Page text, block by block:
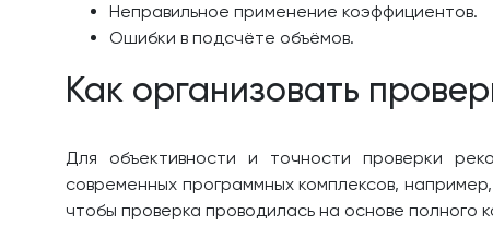
Неправильное применение коэффициентов.
Ошибки в подсчёте объёмов.
Как организовать
Для объективности и точности проверки
современных программных комплексов,
чтобы проверка проводилась на основе полного